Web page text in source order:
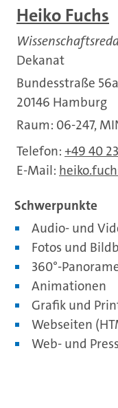
Heiko Fuchs
Dekanat
Bundesstraße 56a
20146 Hamburg
Raum: 06-247,
Telefon: +49 40
E-Mail:
Schwerpunkte
Audio- und
Fotos und
360°-
Animationen
Grafik und
Webseiten
Web- und